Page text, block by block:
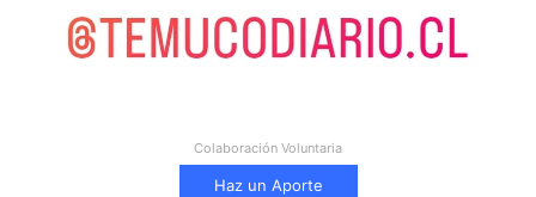
Colaboración Voluntaria
Haz un Aporte